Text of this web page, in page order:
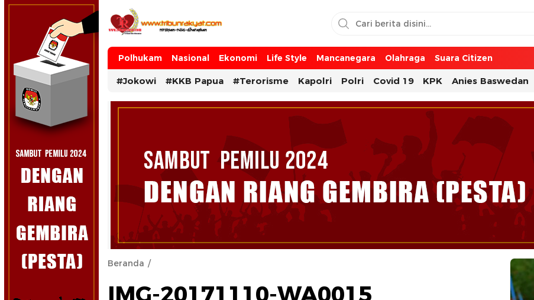
Tribun Rakyat
Tulus – Terdepan – Diharapkan
Polhukam Nasional Ekonomi Life Style Mancanegara Olahraga Suara Citizen
#Jokowi #KKB Papua #Terorisme Kapolri Polri Covid 19 KPK Anies Baswedan
Beranda
IMG-20171110-WA0015